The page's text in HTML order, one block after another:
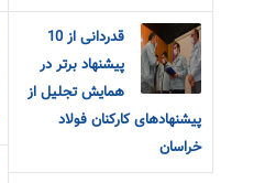
قدردانی از 10
پیشنهاد برتر در
همایش تجلیل از
پیشنهادهای کارکنان فولاد
خراسان